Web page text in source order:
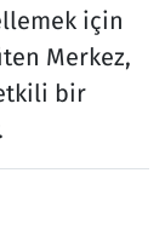
için
Merkez,
bir